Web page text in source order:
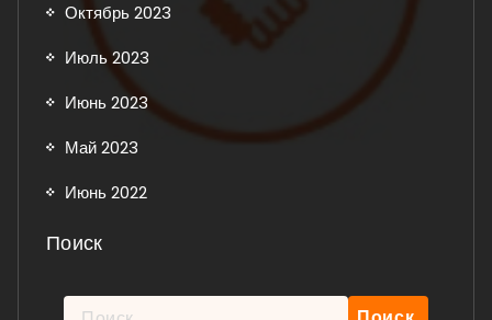
Октябрь 2023
Июль 2023
Июнь 2023
Май 2023
Июнь 2022
Поиск
Найти: